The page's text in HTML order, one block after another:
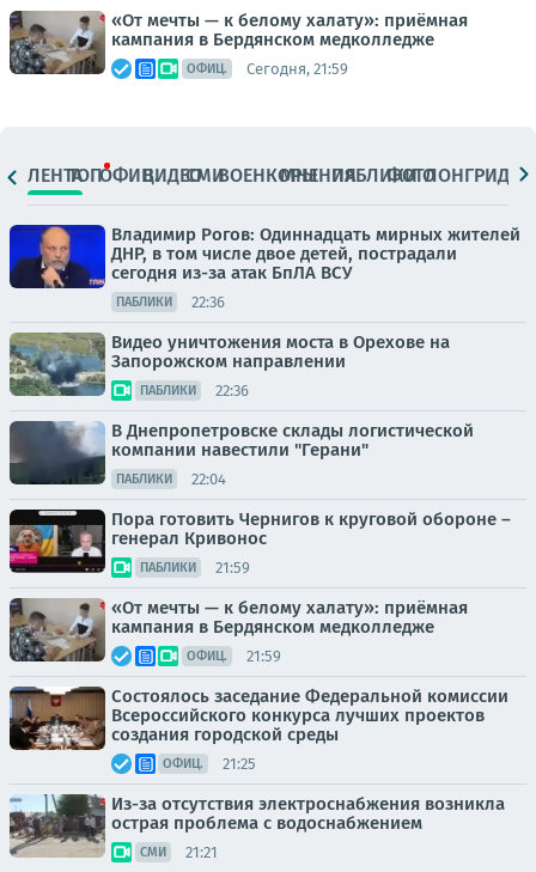
«От мечты — к белому халату»: приёмная
кампания в Бердянском медколледже
ОФИЦ. Сегодня, 21:59
ЛЕНТАТОПОФИЦ.ВИДЕОСМИВОЕНКОРЫМНЕНИЯПАБЛИКИ
ФОТОЛОНГРИДЫ
Владимир Рогов: Одиннадцать мирных жителей
ДНР, в том числе двое детей, пострадали
сегодня из-за атак БпЛА ВСУ
ПАБЛИКИ 22:36
Видео уничтожения моста в Орехове на
Запорожском направлении
ПАБЛИКИ 22:36
В Днепропетровске склады логистической
компании навестили "Герани"
ПАБЛИКИ 22:04
Пора готовить Чернигов к круговой обороне –
генерал Кривонос
ПАБЛИКИ 21:59
«От мечты — к белому халату»: приёмная
кампания в Бердянском медколледже
ОФИЦ. 21:59
Состоялось заседание Федеральной комиссии
Всероссийского конкурса лучших проектов
создания городской среды
ОФИЦ. 21:25
Из-за отсутствия электроснабжения возникла
острая проблема с водоснабжением
СМИ 21:21